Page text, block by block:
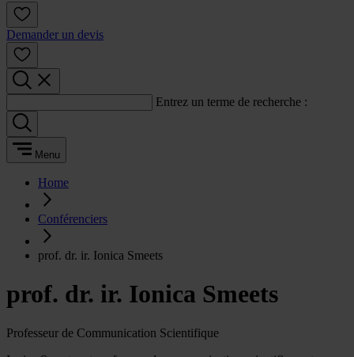
Demander un devis
Entrez un terme de recherche :
Menu
Home
Conférenciers
prof. dr. ir. Ionica Smeets
prof. dr. ir. Ionica Smeets
Professeur de Communication Scientifique